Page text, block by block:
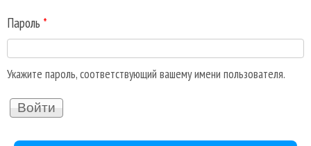
Пароль *
Укажите пароль, соответствующий вашему имени пользователя.